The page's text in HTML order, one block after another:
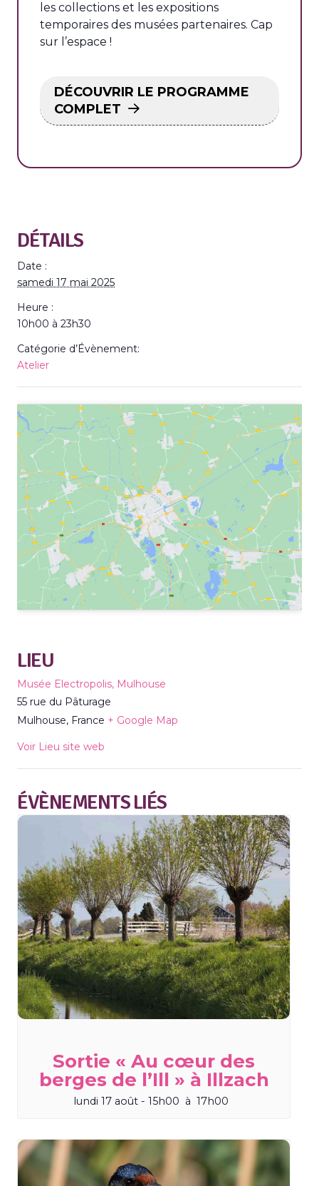
les collections et les expositions
temporaires des musées partenaires. Cap
sur l’espace !
DÉCOUVRIR LE PROGRAMME
COMPLET
DÉTAILS
Date :
samedi 17 mai 2025
Heure :
10h00 à 23h30
Catégorie d’Évènement:
Atelier
LIEU
Musée Electropolis, Mulhouse
55 rue du Pâturage
Mulhouse, France + Google Map
Voir Lieu site web
ÉVÈNEMENTS LIÉS
Sortie « Au cœur des
berges de l’Ill » à Illzach
lundi 17 août - 15h00 à 17h00